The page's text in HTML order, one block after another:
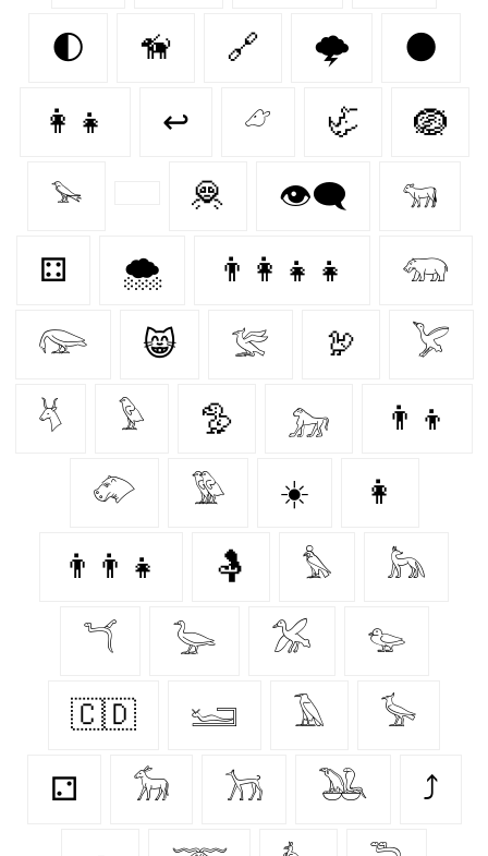
🌓 🦮 🔗 🌩️ 🌑
👩‍👧 ↩ 𓃿 🦏 🪺
𓅩 🦧 👁️‍🗨️ 𓃔
⚃ 🌨️ 👨‍👩‍👧‍👧 𓃯
𓅼 😸 𓅛 🦃 𓅯
𓄃 𓅱 🦤 𓃷 👨‍👦
𓄁 𓅳 ☀️ 👩‍
👨‍👨‍👧 🤱 𓅊 𓃦
𓆔 𓅬 𓅮 𓅰
🇨🇩 𓆒 𓄿 𓅚
⚁ 𓃘 𓃡 𓅒 ⤴